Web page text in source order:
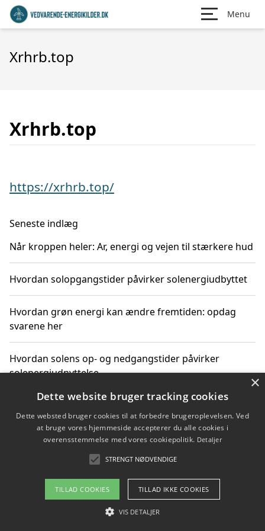
Menu
Xrhrb.top
Xrhrb.top
https://xrhrb.top/
Seneste indlæg
Når kroppen heler: Ar, energi og vejen til stærkere hud
Hvordan solopgangstider påvirker solenergiudbyttet
Hvordan grøn energi kan ændre fremtiden: opdag
svarene her
Hvordan solens op- og nedgangstider påvirker
solenergiudnyttelse
Hvordan du får svar på energispørgsmål om
vedvarende energikilder
Om / kontakt
Blog Betingelser
×
Dette website bruger tracking cookies
Dette websted bruger cookies til at forbedre brugeroplevelsen. Ved
at bruge vores hjemmeside accepterer du alle cookies i
overensstemmelse med vores cookiepolitik. Detaljer
STRENGT NØDVENDIGE
TILLAD COOKIES TILLAD IKKE COOKIES
VIS DETALJER